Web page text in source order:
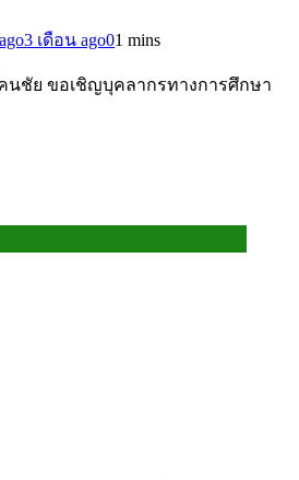
3 เดือน ago01 mins
นชัย ขอเชิญบุคลากรทางการศึกษา